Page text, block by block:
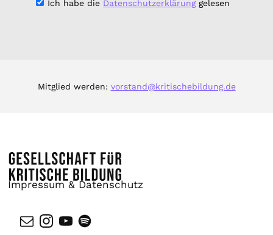
Ich habe die Datenschutzerklärunggelesen
Mitglied werden: vorstand@kritischebildung.de
Impressum & Datenschutz